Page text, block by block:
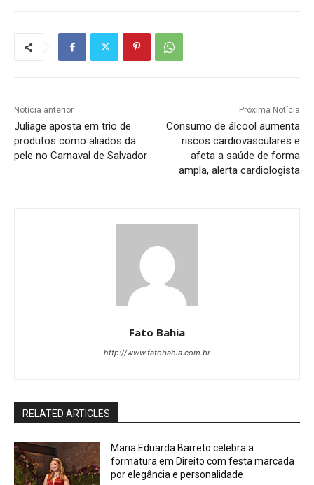
Notícia anterior
Juliage aposta em trio de
produtos como aliados da
pele no Carnaval de Salvador
Próxima Notícia
Consumo de álcool aumenta
riscos cardiovasculares e
afeta a saúde de forma
ampla, alerta cardiologista
Fato Bahia
http://www.fatobahia.com.br
RELATED ARTICLES
Maria Eduarda Barreto celebra a
formatura em Direito com festa marcada
por elegância e personalidade